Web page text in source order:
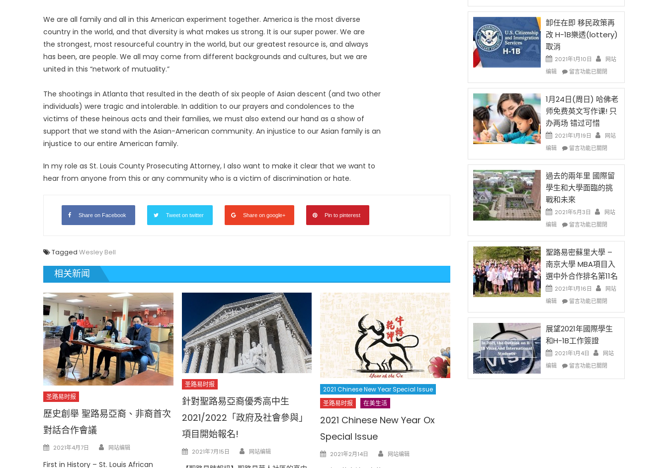
We are all family and all in this American experiment together. America is the most diverse
country in the world, and that diversity is what makes us strong. It is our super power. We are
the strongest, most resourceful country in the world, but our greatest resource is, and always
has been, are people. We all may come from different backgrounds and cultures, but we are
united in this “network of mutuality.”
The shootings in Atlanta that resulted in the death of six people of Asian descent (and two other
individuals) were tragic and intolerable. In addition to our prayers and condolences to the
victims of these heinous acts and their families, we must also extend our hand as a show of
support that we stand with the Asian-American community. An injustice to our Asian family is an
injustice to our entire American family.
In my role as St. Louis County Prosecuting Attorney, I also want to make it clear that we want to
hear from anyone from this or any community who is a victim of discrimination or hate.
Share on Facebook Tweet on twitter Share on google+ Pin to pinterest
Tagged Wesley Bell
相关新闻
圣路易时报
歷史創舉 聖路易亞裔、非裔首次
對話合作會議
Posted
2021年4月7日 Author
网站编辑
First in History – St. Louis African
圣路易时报
針對聖路易亞裔優秀高中生
2021/2022「政府及社會參與」
項目開始報名!
Posted
2021年7月15日 Author
网站编辑
2021 Chinese New Year Special Issue
圣路易时报
在美生活
2021 Chinese New Year Ox
Special Issue
Posted
2021年2月14日 Author
网站编辑
設
限
後
現
開
始
對
OPT
開
刀〉
中
民
新
法
讓
說
話
請
H-
1B
簽
證
高
薪
者
先
得〉
中
卸任在即 移民政策再
改 H-1B樂透(lottery)
取消
2021年1月10日
网站
编辑
在
任
在
即
移
民
政
策
改
H-
1B
樂
透
(lottery)
取
消〉
中
留言功能已關閉
1月24日(周日) 哈佛老
师免费英文写作课! 只
办两场 错过可惜
2021年1月19日
网站
编辑
在
月
24
日
(周
日)
哈
佛
师
免
费
英
文
写
作
课!
只
办
场
错
过
惜〉
留言功能已關閉
過去的兩年里 國際留
學生和大學面臨的挑
戰和未來
2021年5月3日
网站
编辑
在
去
的
兩
年
里
國
際
學
生
大
學
面
留言功能已關閉
聖路易密蘇里大學 –
南京大學 MBA項目入
選中外合作排名第11名
2021年1月16日
网站
编辑
在
路
易
密
蘇
里
大
留言功能已關閉
展望2021年國際學生
和H-1B工作簽證
2021年1月4日
网站
编辑
在
留言功能已關閉